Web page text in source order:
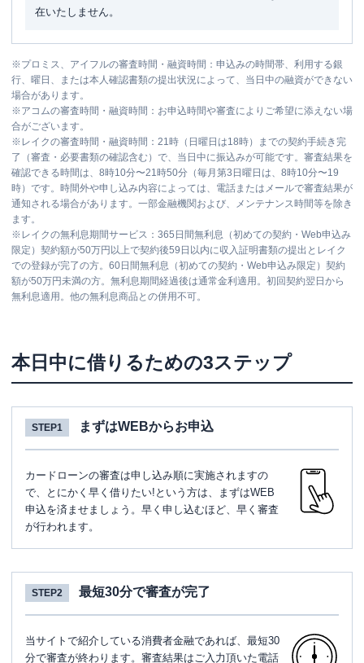
在いたしません。
※プロミス、アイフルの審査時間・融資時間：申込みの時間帯、利用する銀
行、曜日、または本人確認書類の提出状況によって、当日中の融資ができない
場合があります。
※アコムの審査時間・融資時間：お申込時間や審査によりご希望に添えない場
合がございます。
※ レイクの審査時間・融資時間：21時（日曜日は18時）までの契約手続き完
了（審査・必要書類の確認含む）で、当日中に振込みが可能です。審査結果を
確認できる時間は、8時10分〜21時50分（毎月第3日曜日は、8時10分〜19
時）です。時間外や申し込み内容によっては、電話またはメールで審査結果が
通知される場合があります。一部金融機関および、メンテナンス時間等を除き
ます。
※ レイクの無利息期間サービス：365日間無利息（初めての契約・Web申込み
限定）契約額が50万円以上で契約後59日以内に収入証明書類の提出とレイク
での登録が完了の方。60日間無利息（初めての契約・Web申込み限定）契約
額が50万円未満の方。無利息期間経過後は通常金利適用。初回契約翌日から
無利息適用。他の無利息商品との併用不可。
本日中に借りるための3ステップ
STEP1 まずはWEBからお申込
カードローンの審査は申し込み順に実施されますの
で、とにかく早く借りたい!という方は、まずはWEB
申込を済ませましょう。早く申し込むほど、早く審査
が行われます。
STEP2 最短30分で審査が完了
当サイトで紹介している消費者金融であれば、最短30
分で審査が終わります。審査結果はご入力頂いた電話